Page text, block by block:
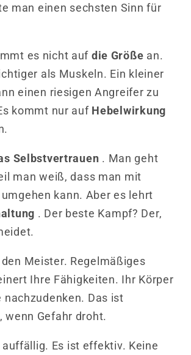
man einen sechsten Sinn für
es nicht auf die Größe an.
als Muskeln. Ein kleiner
einen riesigen Angreifer zu
kommt nur auf Hebelwirkung
Selbstvertrauen . Man geht
man weiß, dass man mit
kann. Aber es lehrt
. Der beste Kampf? ​​Der,
Meister. Regelmäßiges
Ihre Fähigkeiten. Ihr Körper
nachzudenken. Das ist
wenn Gefahr droht.
Es ist effektiv. Keine